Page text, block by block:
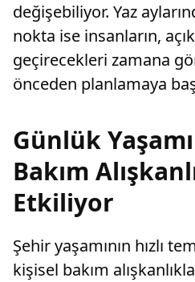
değişebiliyor. Yaz
nokta ise insanların,
geçirecekleri zamana
önceden planlamaya
Günlük
Bakım
Etkiliyor
Şehir yaşamının hızlı
kişisel bakım